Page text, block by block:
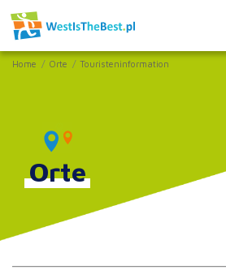
Home Orte Touristeninformation
Orte